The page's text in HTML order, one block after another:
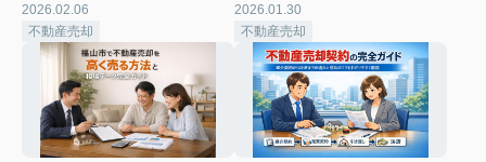
2026.02.06
不動産売却
2026.01.30
不動産売却